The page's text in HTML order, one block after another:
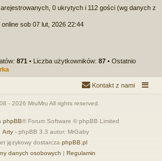
0 ukrytych i 112 gości (wg danych z
online sob 07 lut, 2026 22:44
871 • Liczba użytkowników: 87 • Ostatnio
Kontakt z nami
- 2026 MruMru All rights reserved.
phpBB® Forum Software © phpBB Limited
Arty - phpBB 3.3 autor: MrGaby
językowy dostarcza phpBB.pl
danych osobowych | Regulamin